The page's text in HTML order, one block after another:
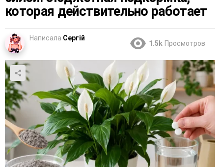
которая действительно работает
Написала Сергій
1.5k Просмотров